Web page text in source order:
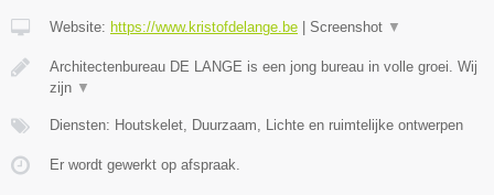
Website: https://www.kristofdelange.be Screenshot ▼
Architectenbureau DE LANGE is een jong bureau in volle groei. Wij
zijn ▼
Diensten: Houtskelet, Duurzaam, Lichte en ruimtelijke ontwerpen
Er wordt gewerkt op afspraak.